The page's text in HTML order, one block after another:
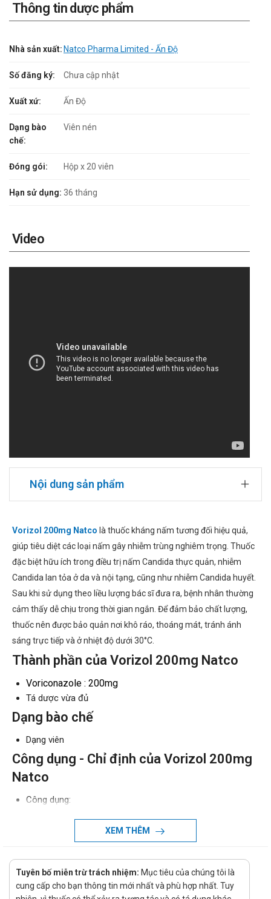
Thông tin dược phẩm
Nhà sản xuất: Natco Pharma Limited - Ấn Độ
Số đăng ký: Chưa cập nhật
Xuất xứ: Ấn Độ
Dạng bào
chế:
Viên nén
Đóng gói: Hộp x 20 viên
Hạn sử dụng: 36 tháng
Video
Nội dung sản phẩm
Vorizol 200mg Natco là thuốc kháng nấm tương đối hiệu quả,
giúp tiêu diệt các loại nấm gây nhiễm trùng nghiêm trọng. Thuốc
đặc biệt hữu ích trong điều trị nấm Candida thực quản, nhiễm
Candida lan tỏa ở da và nội tạng, cũng như nhiễm Candida huyết.
Sau khi sử dụng theo liều lượng bác sĩ đưa ra, bệnh nhân thường
cảm thấy dễ chịu trong thời gian ngắn. Để đảm bảo chất lượng,
thuốc nên được bảo quản nơi khô ráo, thoáng mát, tránh ánh
sáng trực tiếp và ở nhiệt độ dưới 30°C.
Thành phần của Vorizol 200mg Natco
Voriconazole : 200mg
Tá dược vừa đủ
Dạng bào chế
Dạng viên
Công dụng - Chỉ định của Vorizol 200mg
Natco
Công dụng:
Voriconazole được dùng để điều trị nhiễm nấm do
nhiều loại sinh vật gây ra, bao gồm cả Aspergillus spp.
nấm triazole có hoạt tính kháng nấm giúp chống lại
nấm bệnh
Chỉ định:
XEM THÊM
Tuyên bố miễn trừ trách nhiệm: Mục tiêu của chúng tôi là
cung cấp cho bạn thông tin mới nhất và phù hợp nhất. Tuy